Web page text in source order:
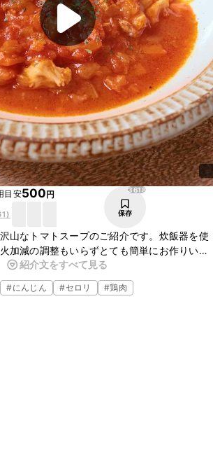
目安500円
)
3618
保存
山なトマトスープのご紹介です。炊飯器を使
加減の調整もいらずとても簡単にお作りいた
も柔らかく仕上がり、とても美味しいです
さいね。
紹介文をすべて見る
#にんじん #セロリ #鶏肉